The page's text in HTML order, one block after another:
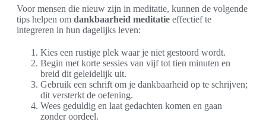
Voor mensen die nieuw zijn in meditatie, kunnen de volgende
tips helpen om dankbaarheid meditatie effectief te
integreren in hun dagelijks leven:
Kies een rustige plek waar je niet gestoord wordt.
Begin met korte sessies van vijf tot tien minuten en
breid dit geleidelijk uit.
Gebruik een schrift om je dankbaarheid op te schrijven;
dit versterkt de oefening.
Wees geduldig en laat gedachten komen en gaan
zonder oordeel.